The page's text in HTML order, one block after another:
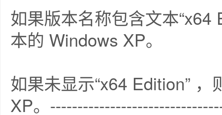
如果版本名称包含文本
本的 Windows XP。
如果未显示“x64 Edition”
XP。